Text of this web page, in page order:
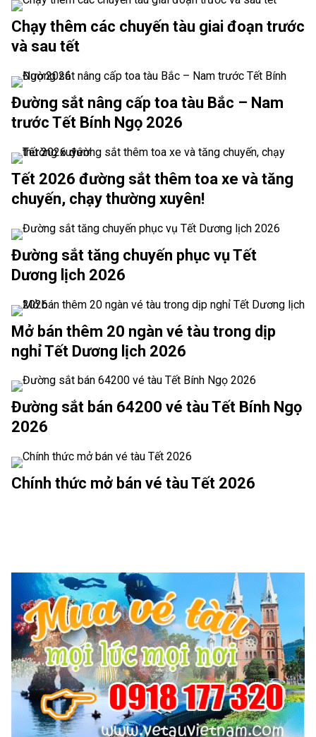
Chạy thêm các chuyến tàu giai đoạn trước
và sau tết
Đường sắt nâng cấp toa tàu Bắc – Nam
trước Tết Bính Ngọ 2026
Tết 2026 đường sắt thêm toa xe và tăng
chuyến, chạy thường xuyên!
Đường sắt tăng chuyến phục vụ Tết
Dương lịch 2026
Mở bán thêm 20 ngàn vé tàu trong dịp
nghỉ Tết Dương lịch 2026
Đường sắt bán 64200 vé tàu Tết Bính Ngọ
2026
Chính thức mở bán vé tàu Tết 2026